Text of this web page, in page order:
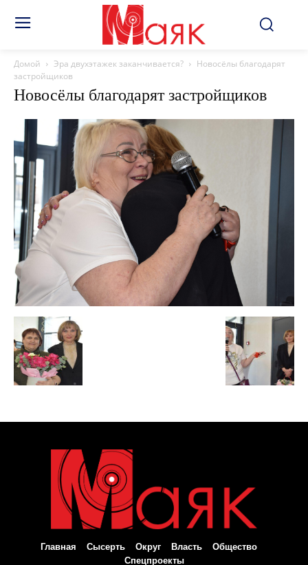
Домой Эра двухэтажек заканчивается?
Новосёлы благодарят
застройщиков
Новосёлы благодарят застройщиков
Главная Сысерть Округ Власть
Общество
Спецпроекты